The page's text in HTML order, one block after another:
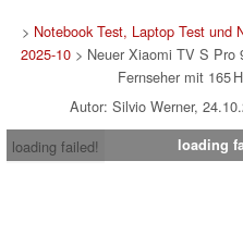
> Notebook Test, Laptop Test und
2025-10 > Neuer Xiaomi TV S Pro
Fernseher mit 165
Autor: Silvio Werner,
loading failed!
loading